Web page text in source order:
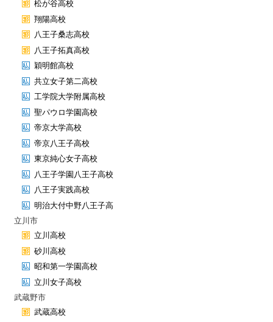
松が谷高校
翔陽高校
八王子桑志高校
八王子拓真高校
穎明館高校
共立女子第二高校
工学院大学附属高校
聖パウロ学園高校
帝京大学高校
帝京八王子高校
東京純心女子高校
八王子学園八王子高校
八王子実践高校
明治大付中野八王子高
立川市
立川高校
砂川高校
昭和第一学園高校
立川女子高校
武蔵野市
武蔵高校